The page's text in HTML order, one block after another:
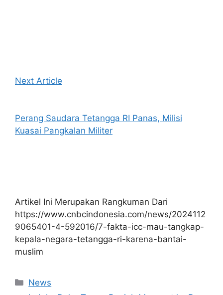
Next Article
Perang Saudara Tetangga RI Panas, Milisi
Kuasai Pangkalan Militer
Artikel Ini Merupakan Rangkuman Dari
https://www.cnbcindonesia.com/news/2024112
9065401-4-592016/7-fakta-icc-mau-tangkap-
kepala-negara-tetangga-ri-karena-bantai-
muslim
Kategori
News